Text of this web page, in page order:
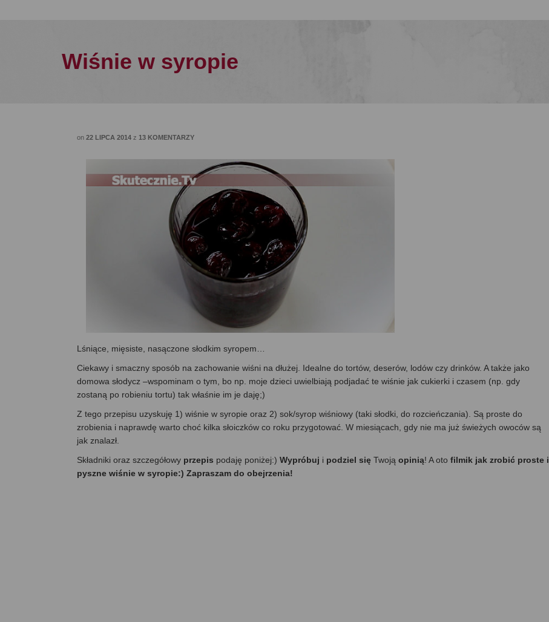
Wiśnie w syropie
on 22 LIPCA 2014 z 13 KOMENTARZY
Lśniące, mięsiste, nasączone słodkim syropem…
Ciekawy i smaczny sposób na zachowanie wiśni na dłużej. Idealne do tortów, deserów, lodów czy drinków. A także jako
domowa słodycz –wspominam o tym, bo np. moje dzieci uwielbiają podjadać te wiśnie jak cukierki i czasem (np. gdy
zostaną po robieniu tortu) tak właśnie im je daję;)
Z tego przepisu uzyskuję 1) wiśnie w syropie oraz 2) sok/syrop wiśniowy (taki słodki, do rozcieńczania). Są proste do
zrobienia i naprawdę warto choć kilka słoiczków co roku przygotować. W miesiącach, gdy nie ma już świeżych owoców są
jak znalazł.
Składniki oraz szczegółowy przepis podaję poniżej:) Wypróbuj i podziel się Twoją opinią! A oto filmik jak zrobić proste i
pyszne wiśnie w syropie:) Zapraszam do obejrzenia!